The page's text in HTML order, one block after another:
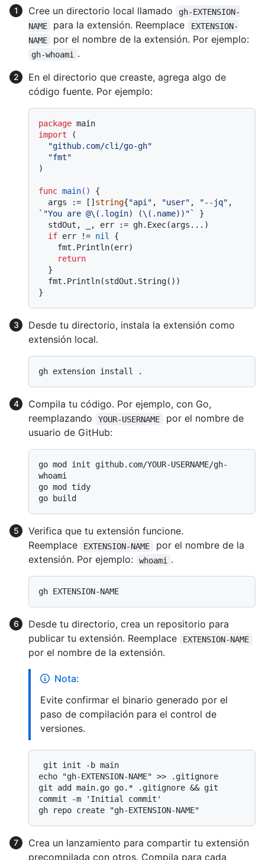
Cree un directorio local llamado
gh-EXTENSION-
NAME
para la extensión. Reemplace
EXTENSION-
NAME
por el nombre de la extensión. Por ejemplo:
gh-whoami
.
En el directorio que creaste, agrega algo de
código fuente. Por ejemplo:
package
import (
"github.com/cli/go-gh"
"fmt"
)
func main()
{
  args := []
string{"api" , "user" , "--jq"
`"You are @\(.login) (\(.name))"`
}
if err != nil {
return
Desde tu directorio, instala la extensión como
extensión local.
Compila tu código. Por ejemplo, con Go,
reemplazando
YOUR-USERNAME
por el nombre de
usuario de GitHub:
go mod init github.com/YOUR-USERNAME/gh-
whoami
go mod tidy
Verifica que tu extensión funcione.
Reemplace
EXTENSION-NAME
por el nombre de la
extensión. Por ejemplo:
whoami .
Desde tu directorio, crea un repositorio para
publicar tu extensión. Reemplace
EXTENSION-NAME
por el nombre de la extensión.
Nota:
Evite confirmar el binario generado por el
paso de compilación para el control de
versiones.
echo "gh-EXTENSION-NAME" >> .gitignore
git add main.go go.* .gitignore && git
commit -m 'Initial commit'
Crea un lanzamiento para compartir tu extensión
precompilada con otros. Compila para cada